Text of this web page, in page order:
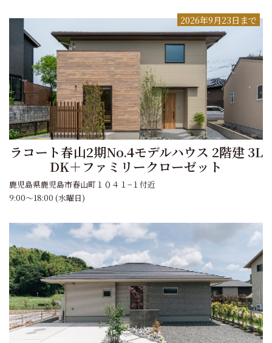
2026年9月23日まで
ラコート春山2期No.4モデルハウス 2階建 3L
DK＋ファミリークローゼット
鹿児島県鹿児島市春山町１０４１−１付近
9:00～18:00 (水曜日)